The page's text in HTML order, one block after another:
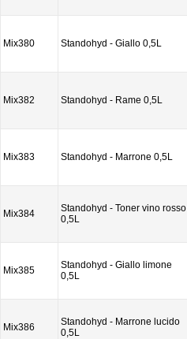
Mix380 Standohyd - Giallo 0,5L
Mix382 Standohyd - Rame 0,5L
Mix383 Standohyd - Marrone 0,5L
Mix384
Standohyd - Toner vino rosso
0,5L
Mix385
Standohyd - Giallo limone
0,5L
Mix386
Standohyd - Marrone lucido
0,5L